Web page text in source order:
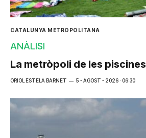
CATALUNYA METROPOLITANA
ANÀLISI
La metròpoli de les piscines
ORIOL ESTELA BARNET 5 - AGOST - 2026 · 06:30